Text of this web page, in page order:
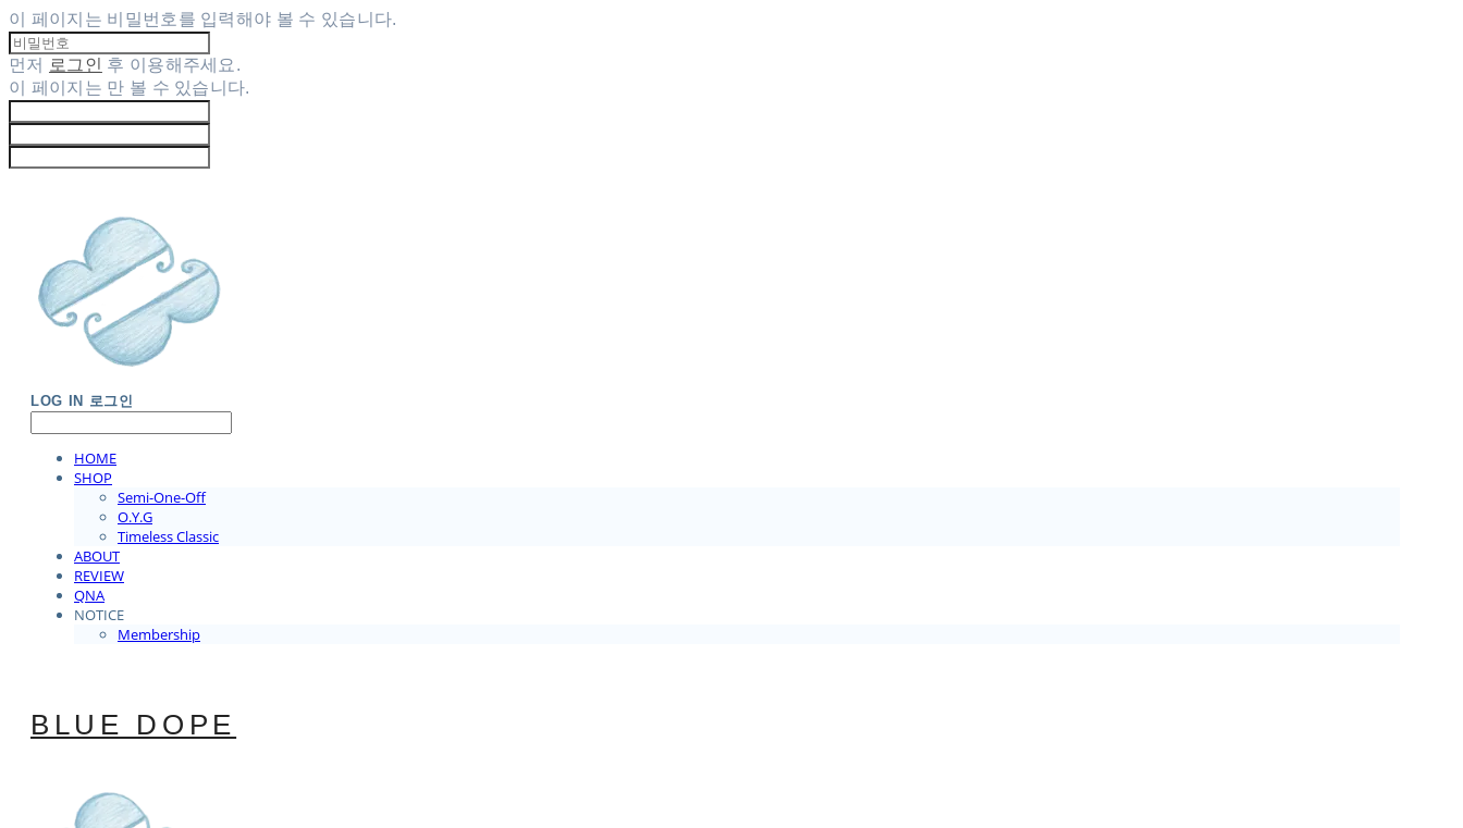
이 페이지는 비밀번호를 입력해야 볼 수 있습니다.
먼저 로그인
후 이용해주세요.
이 페이지는 만 볼 수 있습니다.
LOG IN 로그인
HOME
SHOP
Semi-One-Off
O.Y.G
Timeless Classic
ABOUT
REVIEW
QNA
NOTICE
Membership
BLUE DOPE